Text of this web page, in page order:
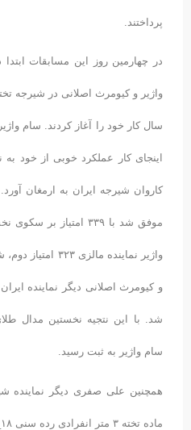
پرداختند.
در چهارمین روز این مسابقات
سال کار خود را آغاز کردند. سام
اینجای کار عملکرد خوبی از خود به
کاروان شیرجه ایران به ارمغان
موفق شد با ۳۳۹ امتیاز
شد. با این نتجیه نخستین مدال
سام واژیر به ثبت رسید.
همچنین علی صفری دیگر نماینده
ماده تخته ۳ متر انفرادی رده سنی ۱۸_۱۶ سال پانزدهم شد.